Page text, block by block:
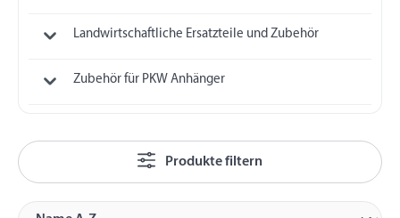
Landwirtschaftliche Ersatzteile und Zubehör
Zubehör für PKW Anhänger
Produkte filtern